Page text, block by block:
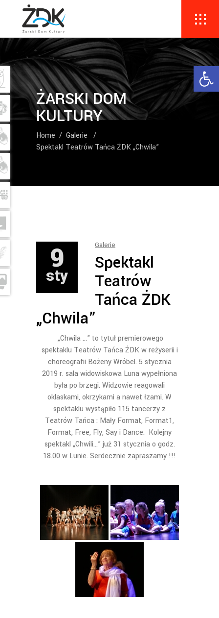
ŻARSKI DOM
KULTURY
Home / Galerie
/
Spektakl Teatrów Tańca ŻDK „Chwila”
9
sty
Galerie
Spektakl
Teatrów
Tańca ŻDK
„Chwila”
„Chwila …” to tytuł premierowego
spektaklu Teatrów Tańca ŻDK w reżyserii i
choreografii Bożeny Wróbel. 5 stycznia
2019 r. sala widowiskowa Luna wypełniona
była po brzegi. Widzowie reagowali
oklaskami, okrzykami a nawet łzami. W
spektaklu wystąpiło 115 tancerzy z
Teatrów Tańca : Mały Format, Format1,
Format, Free, Fly, Say i Dance. Kolejny
spektakl „Chwili…” już 31 stycznia o godz.
18.00 w Lunie. Serdecznie zapraszamy !!!